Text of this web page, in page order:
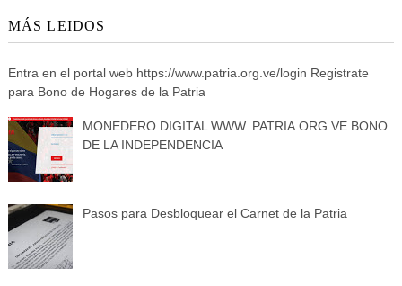
MÁS LEIDOS
Entra en el portal web https://www.patria.org.ve/login Registrate
para Bono de Hogares de la Patria
MONEDERO DIGITAL WWW. PATRIA.ORG.VE BONO
DE LA INDEPENDENCIA
Pasos para Desbloquear el Carnet de la Patria